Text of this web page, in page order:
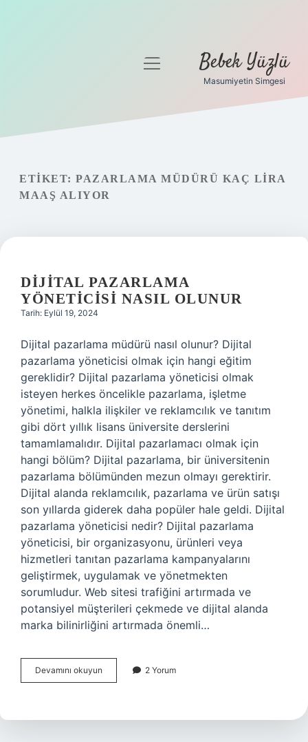
Gizlilik Politikası
menüyü
Bebek Yüzlü
Masumiyetin Simgesi
ETIKET: PAZARLAMA MÜDÜRÜ KAÇ LIRA
MAAŞ ALIYOR
DIJITAL PAZARLAMA
YÖNETICISI NASIL OLUNUR
Tarih: Eylül 19, 2024
Dijital pazarlama müdürü nasıl olunur? Dijital
pazarlama yöneticisi olmak için hangi eğitim
gereklidir? Dijital pazarlama yöneticisi olmak
isteyen herkes öncelikle pazarlama, işletme
yönetimi, halkla ilişkiler ve reklamcılık ve tanıtım
gibi dört yıllık lisans üniversite derslerini
tamamlamalıdır. Dijital pazarlamacı olmak için
hangi bölüm? Dijital pazarlama, bir üniversitenin
pazarlama bölümünden mezun olmayı gerektirir.
Dijital alanda reklamcılık, pazarlama ve ürün satışı
son yıllarda giderek daha popüler hale geldi. Dijital
pazarlama yöneticisi nedir? Dijital pazarlama
yöneticisi, bir organizasyonu, ürünleri veya
hizmetleri tanıtan pazarlama kampanyalarını
geliştirmek, uygulamak ve yönetmekten
sorumludur. Web sitesi trafiğini artırmada ve
potansiyel müşterileri çekmede ve dijital alanda
marka bilinirliğini artırmada önemli…
Devamını okuyun
Pazarlama
Olunur
2 Yorum